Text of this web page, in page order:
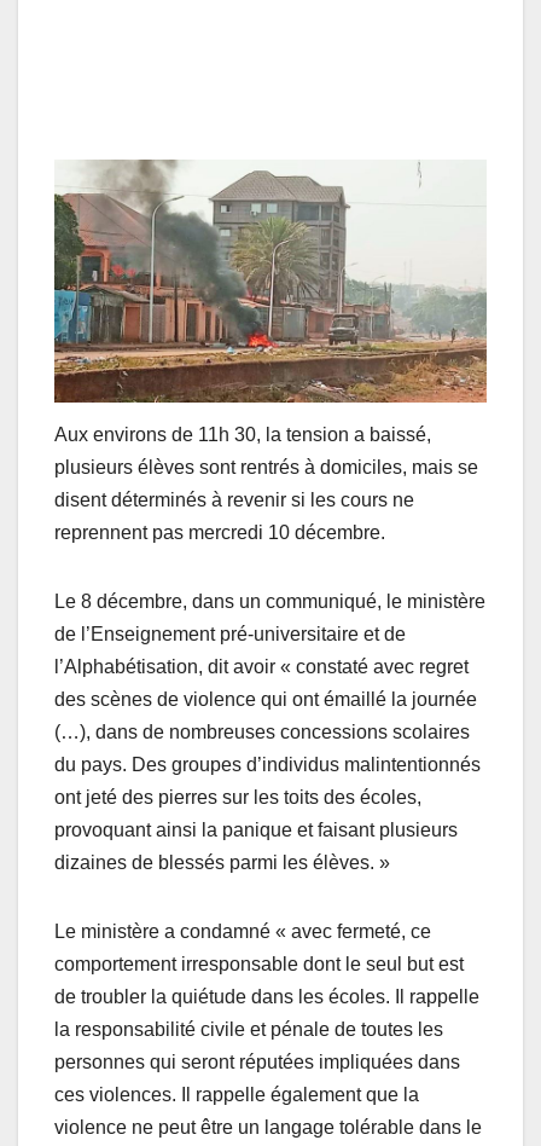
Aux environs de 11h 30, la tension a baissé,
plusieurs élèves sont rentrés à domiciles, mais se
disent déterminés à revenir si les cours ne
reprennent pas mercredi 10 décembre.
Le 8 décembre, dans un communiqué, le ministère
de l’Enseignement pré-universitaire et de
l’Alphabétisation, dit avoir « constaté avec regret
des scènes de violence qui ont émaillé la journée
(…), dans de nombreuses concessions scolaires
du pays. Des groupes d’individus malintentionnés
ont jeté des pierres sur les toits des écoles,
provoquant ainsi la panique et faisant plusieurs
dizaines de blessés parmi les élèves. »
Le ministère a condamné « avec fermeté, ce
comportement irresponsable dont le seul but est
de troubler la quiétude dans les écoles. Il rappelle
la responsabilité civile et pénale de toutes les
personnes qui seront réputées impliquées dans
ces violences. Il rappelle également que la
violence ne peut être un langage tolérable dans le